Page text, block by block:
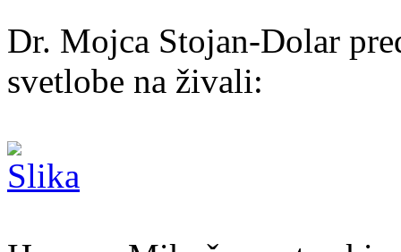
Dr. Mojca Stojan-Dolar
svetlobe na živali: